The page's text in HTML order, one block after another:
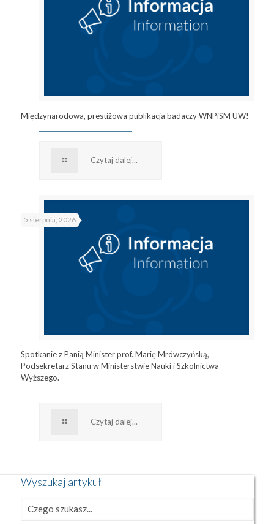
Międzynarodowa, prestiżowa publikacja badaczy WNPiSM UW!
Czytaj dalej...
5 sierpnia, 2026
Spotkanie z Panią Minister prof. Marię Mrówczyńską,
Podsekretarz Stanu w Ministerstwie Nauki i Szkolnictwa
Wyższego.
Czytaj dalej...
Wyszukaj artykuł